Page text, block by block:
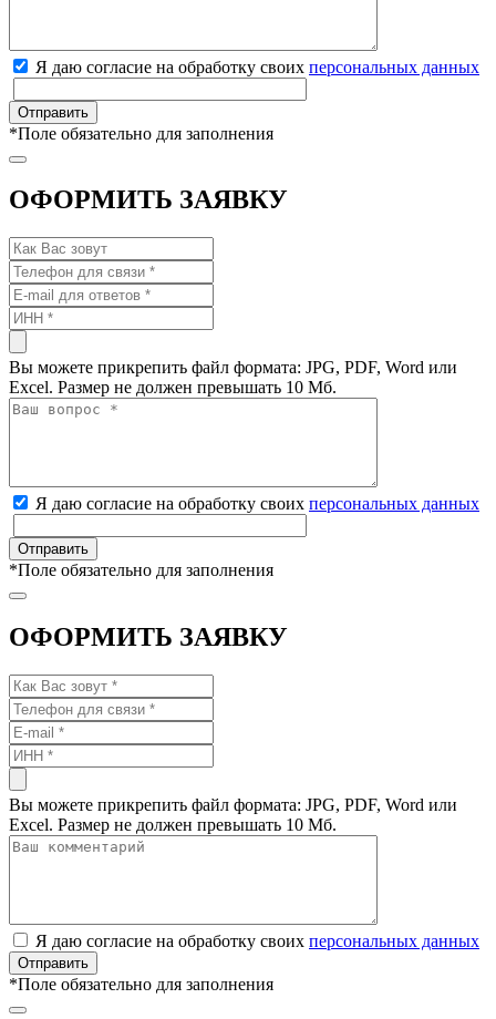
Я даю согласие на обработку своих персональных данных
*Поле обязательно для заполнения
ОФОРМИТЬ ЗАЯВКУ
Вы можете прикрепить файл формата: JPG, PDF, Word или
Excel. Размер не должен превышать 10 Мб.
Я даю согласие на обработку своих персональных данных
*Поле обязательно для заполнения
ОФОРМИТЬ ЗАЯВКУ
Вы можете прикрепить файл формата: JPG, PDF, Word или
Excel. Размер не должен превышать 10 Мб.
Я даю согласие на обработку своих персональных данных
*Поле обязательно для заполнения